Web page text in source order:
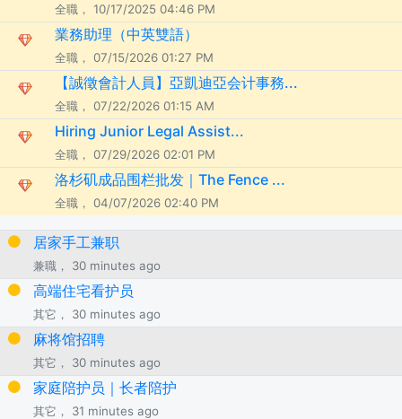
全職， 10/17/2025 04:46 PM
業務助理（中英雙語）
全職， 07/15/2026 01:27 PM
【誠徵會計人員】亞凱迪亞会计事務...
全職， 07/22/2026 01:15 AM
Hiring Junior Legal Assist...
全職， 07/29/2026 02:01 PM
洛杉矶成品围栏批发｜The Fence ...
全職， 04/07/2026 02:40 PM
居家手工兼职
兼職， 30 minutes ago
高端住宅看护员
其它， 30 minutes ago
麻将馆招聘
其它， 30 minutes ago
家庭陪护员｜长者陪护
其它， 31 minutes ago